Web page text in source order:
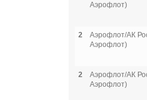
Аэрофлот)
2
Аэрофлот/АК
Аэрофлот)
2
Аэрофлот/АК
Аэрофлот)